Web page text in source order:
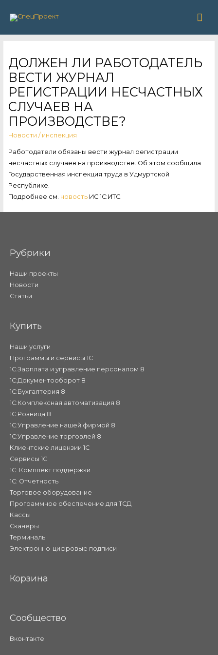
ДОЛЖЕН ЛИ РАБОТОДАТЕЛЬ
ВЕСТИ ЖУРНАЛ
РЕГИСТРАЦИИ НЕСЧАСТНЫХ
СЛУЧАЕВ НА
ПРОИЗВОДСТВЕ?
Новости / инспекция
Работодатели обязаны вести журнал регистрации
несчастных случаев на производстве. Об этом сообщила
Государственная инспекция труда в Удмуртской
Республике.
Подробнее см. новостьИС 1С:ИТС.
Рубрики
Наши проекты
Новости
Статьи
Купить
Наши услуги
Программы и сервисы 1С
1С:Зарплата и управление персоналом 8
1С:Документооборот 8
1С:Бухгалтерия 8
1С:Комплексная автоматизация 8
1С:Розница 8
1С:Управление нашей фирмой 8
1С:Управление торговлей 8
Клиентские лицензии 1С
Сервисы 1С
1С: Комплект поддержки
1С: Отчетность
Торговое оборудование
Программное обеспечение для ТСД
Кассы
Сканеры
Терминалы
Электронно-цифровые подписи
Корзина
Сообщество
Вконтакте